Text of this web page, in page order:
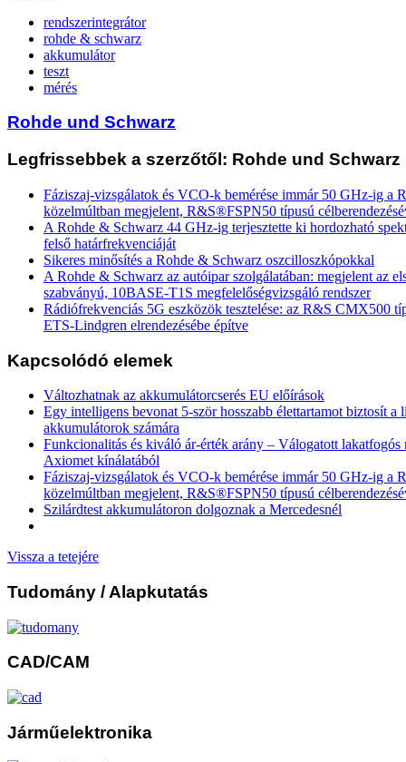
rendszerintegrátor
rohde & schwarz
akkumulátor
teszt
mérés
Rohde und Schwarz
Legfrissebbek a szerzőtől: Rohde und Schwarz
Fáziszaj-vizsgálatok és VCO-k bemérése immár 50 GHz-ig a
közelmúltban megjelent, R&S®FSPN50 típusú
A Rohde & Schwarz 44 GHz-ig terjesztette ki hordozható
felső határfrekvenciáját
Sikeres minősítés a Rohde & Schwarz oszcilloszkópokkal
A Rohde & Schwarz az autóipar szolgálatában: megjelent az
szabványú, 10BASE-T1S megfelelőségvizsgáló rendszer
Rádiófrekvenciás 5G eszközök tesztelése: az R&S CMX500
ETS-Lindgren elrendezésébe építve
Kapcsolódó elemek
Változhatnak az akkumulátorcserés EU előírások
Egy intelligens bevonat 5-ször hosszabb élettartamot biztosít a
akkumulátorok számára
Funkcionalitás és kiváló ár-érték arány – Válogatott lakatfogós
Axiomet kínálatából
Fáziszaj-vizsgálatok és VCO-k bemérése immár 50 GHz-ig a
közelmúltban megjelent, R&S®FSPN50 típusú
Szilárdtest akkumulátoron dolgoznak a Mercedesnél
Vissza a tetejére
Tudomány / Alapkutatás
CAD/CAM
Járműelektronika